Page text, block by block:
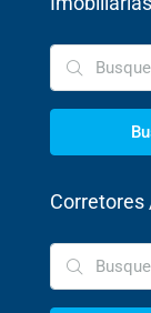
Corretores